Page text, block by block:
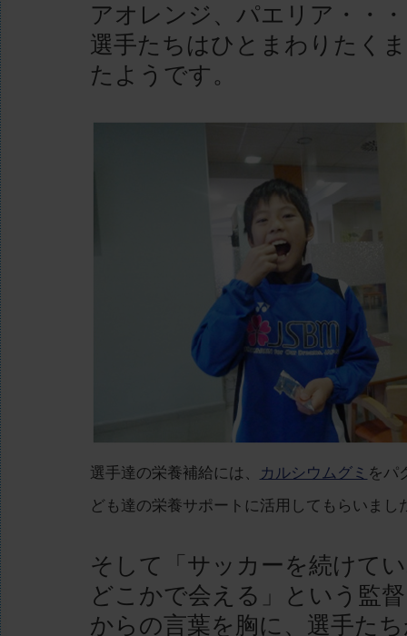
アオレンジ、パエリア・・
選手たちはひとまわりたく
たようです。
選手達の栄養補給には、 カルシウムグミ をパ
ども達の栄養サポートに活用してもらいまし
そして「サッカーを続けて
どこかで会える」という監
からの言葉を胸に、選手た